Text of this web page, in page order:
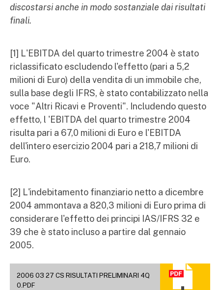
discostarsi anche in modo sostanziale dai risultati
finali.
[1] L'EBITDA del quarto trimestre 2004 è stato
riclassificato escludendo l'effetto (pari a 5,2
milioni di Euro) della vendita di un immobile che,
sulla base degli IFRS, è stato contabilizzato nella
voce "Altri Ricavi e Proventi". Includendo questo
effetto, l 'EBITDA del quarto trimestre 2004
risulta pari a 67,0 milioni di Euro e l'EBITDA
dell'intero esercizio 2004 pari a 218,7 milioni di
Euro.
[2] L'indebitamento finanziario netto a dicembre
2004 ammontava a 820,3 milioni di Euro prima di
considerare l'effetto dei principi IAS/IFRS 32 e
39 che è stato incluso a partire dal gennaio
2005.
2006 03 27 CS RISULTATI PRELIMINARI 4Q
0.PDF